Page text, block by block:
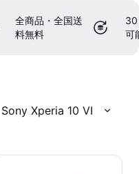
全商品・全国送
料無料
30
可
Sony Xperia 10 VI